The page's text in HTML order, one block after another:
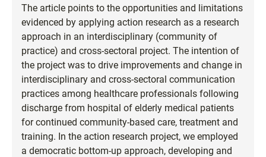
The article points to the opportunities and limitations
evidenced by applying action research as a research
approach in an interdisciplinary (community of
practice) and cross-sectoral project. The intention of
the project was to drive improvements and change in
interdisciplinary and cross-sectoral communication
practices among healthcare professionals following
discharge from hospital of elderly medical patients
for continued community-based care, treatment and
training. In the action research project, we employed
a democratic bottom-up approach, developing and